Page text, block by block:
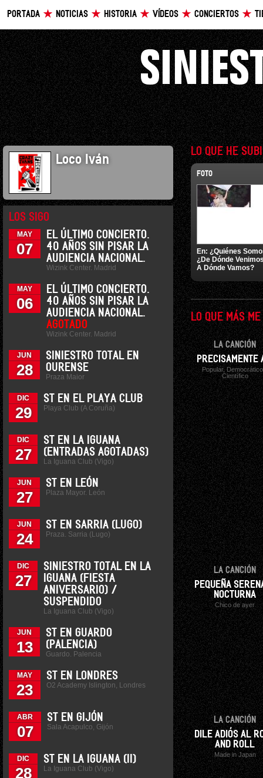
PORTADA NOTICIAS HISTORIA VÍDEOS CONCIERTOS
Loco Iván
LOS SIGO
MAY
07
EL ÚLTIMO CONCIERTO.
40 AÑOS SIN PISAR LA
AUDIENCIA NACIONAL.
Wizink Center. Madrid
MAY
06
EL ÚLTIMO CONCIERTO.
40 AÑOS SIN PISAR LA
AUDIENCIA NACIONAL.
AGOTADO
Wizink Center. Madrid
JUN
28
SINIESTRO TOTAL EN
OURENSE
Praza Maior
DIC
29
ST EN EL PLAYA CLUB
Playa Club (A Coruña)
DIC
27
ST EN LA IGUANA
(ENTRADAS AGOTADAS)
La Iguana Club (Vigo)
JUN
27
ST EN LEÓN
Plaza Mayor. León
JUN
24
ST EN SARRIA (LUGO)
Praza. Sarria (Lugo)
DIC
27
SINIESTRO TOTAL EN LA
IGUANA (FIESTA
ANIVERSARIO) /
SUSPENDIDO
La Iguana Club (Vigo)
JUN
13
ST EN GUARDO
(PALENCIA)
Guardo. Palencia
MAY
23
ST EN LONDRES
O2 Academy Islington, Londres
ABR
07
ST EN GIJÓN
Sala Acapulco, Gijón
DIC
28
ST EN LA IGUANA (II)
La Iguana Club (Vigo)
LO QUE HE
FOTO
En: ¿Quiénes
¿De Dónde
A Dónde Vamos?
LO QUE MÁS
LA CANCIÓN
PRECISAMENTE
Popular,
Científico
LA CANCIÓN
PEQUEÑA
NOCTURNA
Chico de ayer
LA CANCIÓN
DILE ADIÓS AL
AND ROLL
Made in Japan